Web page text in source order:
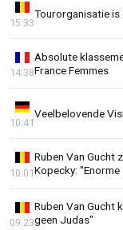
Tourorganisatie
15:33
Absolute
France Femmes
14:38
Veelbelovende
10:41
Ruben Van Gucht
Kopecky: "Enorme
10:01
Ruben Van Gucht
geen Judas"
09:23